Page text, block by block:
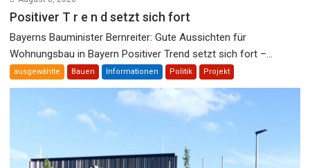
Positiver T r e n d setzt sich fort
Bayerns Bauminister Bernreiter: Gute Aussichten für
Wohnungsbau in Bayern Positiver Trend setzt sich fort –...
ausgewählte Bauen Informationen Politik Projekt